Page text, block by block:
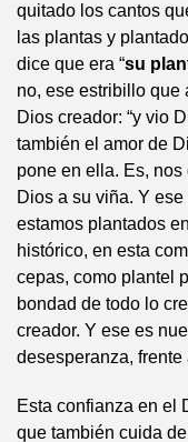
quitado los cantos
las plantas y plantado
dice que era “su
no, ese estribillo que
Dios creador: “y vio
también el amor de
pone en ella. Es,
Dios a su viña. Y
estamos plantados
histórico, en esta
cepas, como plantel
bondad de todo lo
creador. Y ese es
desesperanza,
Esta confianza en el
que también cuida